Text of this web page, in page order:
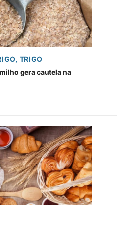
, TRIGO
gera cautela na